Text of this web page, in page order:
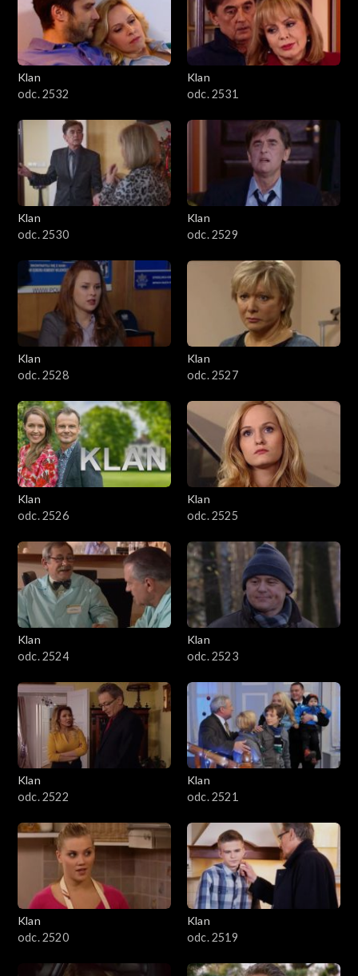
Klan
odc. 2532
Klan
odc. 2531
Klan
odc. 2530
Klan
odc. 2529
Klan
odc. 2528
Klan
odc. 2527
Klan
odc. 2526
Klan
odc. 2525
Klan
odc. 2524
Klan
odc. 2523
Klan
odc. 2522
Klan
odc. 2521
Klan
odc. 2520
Klan
odc. 2519